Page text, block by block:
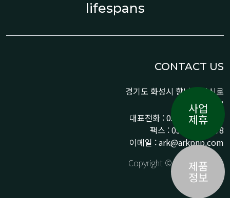
lifespans
CONTACT US
경기도 화성시 향남읍 상신로
290-13
대표전화 : 031-359-9776 /
팩스 : 031-359-9778
이메일 : ark@arkpnp.com
Copyright © ARK All Rights
Reserved.
사업
제휴
제품
정보